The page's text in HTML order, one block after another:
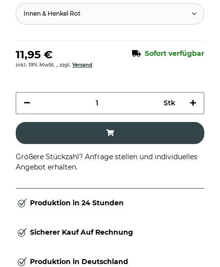
Innen & Henkel Rot
11,95 € Sofort verfügbar
inkl. 19% MwSt. , zzgl. Versand
Stk
Größere Stückzahl? Anfrage stellen und individuelles
Angebot erhalten.
Produktion in 24 Stunden
Sicherer Kauf Auf Rechnung
Produktion in Deutschland